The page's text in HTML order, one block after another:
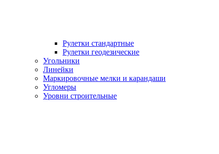
Рулетки стандартные
Рулетки геодезические
Угольники
Линейки
Маркировочные мелки и карандаши
Угломеры
Уровни строительные